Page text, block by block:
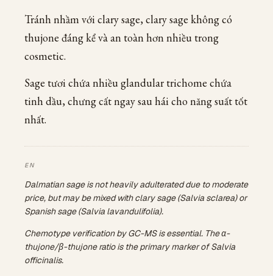
Tránh nhầm với clary sage, clary sage không có
thujone đáng kể và an toàn hơn nhiều trong
cosmetic.
Sage tươi chứa nhiều glandular trichome chứa
tinh dầu, chưng cất ngay sau hái cho năng suất tốt
nhất.
Dalmatian sage is not heavily adulterated due to moderate
price, but may be mixed with clary sage (Salvia sclarea) or
Spanish sage (Salvia lavandulifolia).
Chemotype verification by GC-MS is essential. The α-
thujone/β-thujone ratio is the primary marker of Salvia
officinalis.